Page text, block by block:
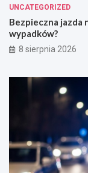
UNCATEGORIZED
Bezpieczna jazda
wypadków?
8 sierpnia 2026